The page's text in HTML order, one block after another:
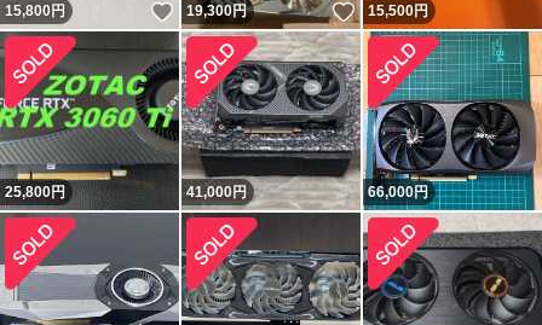
15,800円 いいね！
19,300円 いいね！
15,500円
25,800円 41,000円 66,000円